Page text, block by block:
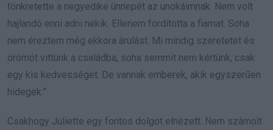
tönkretette a negyedike ünnepét az unokáimnak. Nem volt
hajlandó enni adni nekik. Ellenem fordította a fiamat. Soha
nem éreztem még ekkora árulást. Mi mindig szeretetet és
örömöt vittünk a családba, soha semmit nem kértünk, csak
egy kis kedvességet. De vannak emberek, akik egyszerűen
hidegek.”
Csakhogy Juliette egy fontos dolgot elnézett. Nem számolt